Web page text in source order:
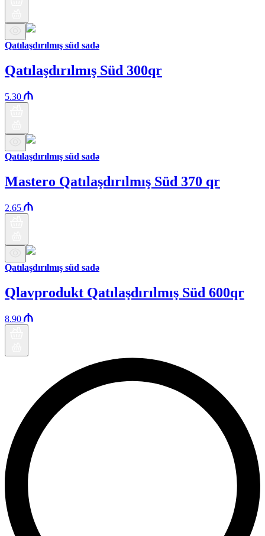
Qatılaşdırılmış süd sadə
Qatılaşdırılmış Süd 300qr
5.30
Qatılaşdırılmış süd sadə
Mastero Qatılaşdırılmış Süd 370 qr
2.65
Qatılaşdırılmış süd sadə
Qlavprodukt Qatılaşdırılmış Süd 600qr
8.90